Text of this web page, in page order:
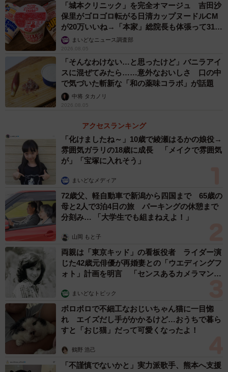
「城本クリニック」を完全オマージュ 吉田沙
保里がゴロゴロ転がる日清カップヌードルCM
が20万いいね→「本家」総院長も体張って31万
いいねまいどなニュース調査部
2026.08.05
「そんなわけない…と思ったけど」バニラアイ
スに混ぜてみたら……意外なおいしさ 口の中
で気づいた斬新な「和の薬味コラボ」が話題
中将 タカノリ
2026.08.05
アクセスランキング
「化けましたね～」10歳で綾瀬はるかの娘役→
雰囲気ガラリの18歳に成長 「メイクで雰囲気
が」「宝塚に入れそう」
まいどなメディア
72歳父、軽自動車で新潟から四国まで 65歳の
母と2人で3泊4日の旅 パーキングの休憩まで
分刻み… 「大学生でも組まねえよ！」
山岡 もと子
両親は「東京キッド」の看板役者 ライダー演
じた42歳元俳優が再婚妻との「ウエディングフ
ォト」計画を明言 「センスあるカメラマン求
まいどなトピック
ボロボロで不細工なおじいちゃん猫に一目惚
れ エイズだし手がかかるけど…おうちで暮ら
すと「おじ猫」だって可愛くなったよ！
鶴野 浩己
「不謹慎でないかと」実力派歌手、熊本へ支援